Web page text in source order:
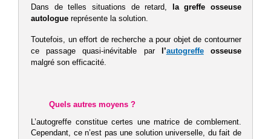
Dans de telles situations de retard,
la greffe osseuse
autologue représente la solution.
Toutefois, un effort de recherche a pour objet de contourner
ce passage quasi-inévitable par
l’autogreffeosseuse
malgré son efficacité.
Quels autres moyens ?
L’autogreffe constitue certes une matrice de comblement.
Cependant, ce n’est pas une solution universelle, du fait de